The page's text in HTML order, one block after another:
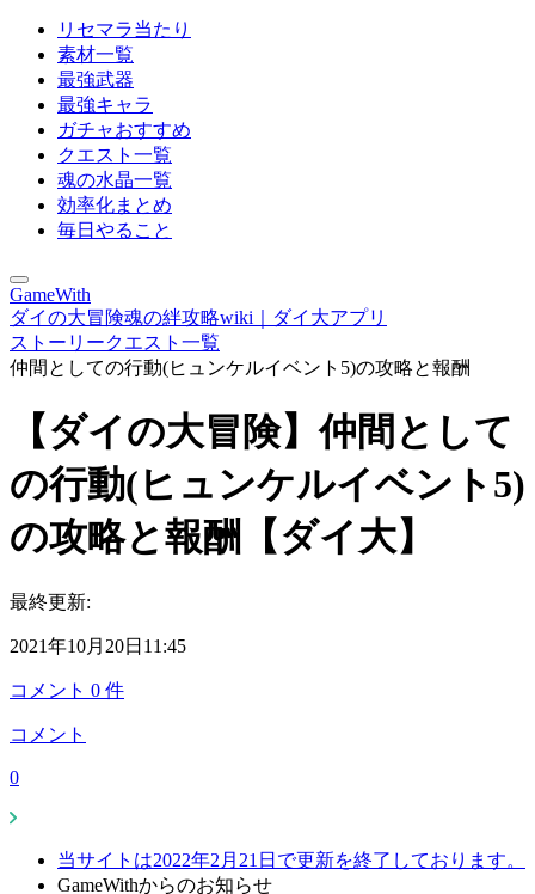
リセマラ当たり
素材一覧
最強武器
最強キャラ
ガチャおすすめ
クエスト一覧
魂の水晶一覧
効率化まとめ
毎日やること
GameWith
ダイの大冒険魂の絆攻略wiki｜ダイ大アプリ
ストーリークエスト一覧
仲間としての行動(ヒュンケルイベント5)の攻略と報酬
【ダイの大冒険】仲間として
の行動(ヒュンケルイベント5)
の攻略と報酬【ダイ大】
最終更新:
2021年10月20日11:45
コメント 0 件
コメント
0
当サイトは2022年2月21日で更新を終了しております。
GameWithからのお知らせ